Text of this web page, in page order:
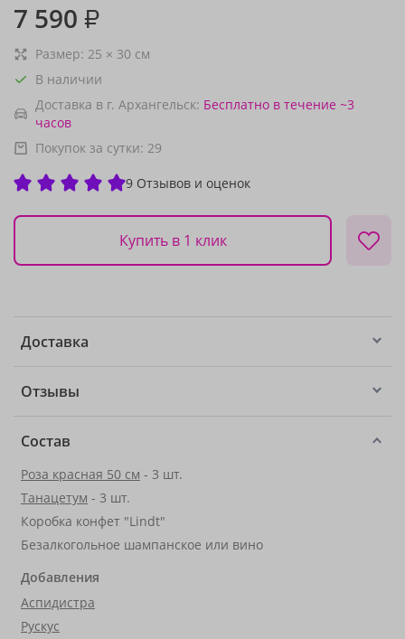
7 590 ₽
Размер: 25 × 30 см
В наличии
Доставка в г. Архангельск: Бесплатно в течение ~3
часов
Покупок за сутки: 29
9 Отзывов и оценок
Купить в 1 клик
Доставка
Отзывы
Состав
Роза красная 50 см - 3 шт.
Танацетум - 3 шт.
Коробка конфет "Lindt"
Безалкогольное шампанское или вино
Добавления
Аспидистра
Рускус